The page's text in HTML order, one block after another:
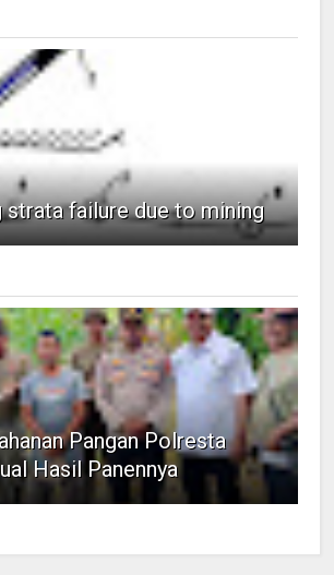
strata failure due to mining
Pangan Polresta
Hasil Panennya